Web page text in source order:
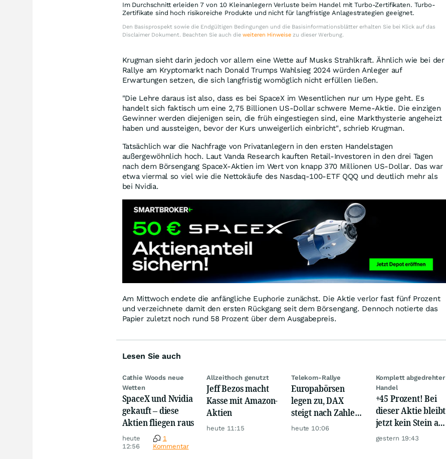
Im Durchschnitt erleiden 7 von 10 Kleinanlegern Verluste beim Handel mit Turbo-Zertifikaten. Turbo-
Zertifikate sind hoch risikoreiche Produkte und nicht für langfristige Anlagestrategien geeignet.
Den Basisprospekt sowie die Endgültigen Bedingungen und die Basisinformationsblätter erhalten Sie bei Klick auf das
Disclaimer Dokument. Beachten Sie auch die weiteren Hinweisezu dieser Werbung.
Krugman sieht darin jedoch vor allem eine Wette auf Musks Strahlkraft. Ähnlich wie bei der
Rallye am Kryptomarkt nach Donald Trumps Wahlsieg 2024 würden Anleger auf
Erwartungen setzen, die sich langfristig womöglich nicht erfüllen ließen.
"Die Lehre daraus ist also, dass es bei SpaceX im Wesentlichen nur um Hype geht. Es
handelt sich faktisch um eine 2,75 Billionen US-Dollar schwere Meme-Aktie. Die einzigen
Gewinner werden diejenigen sein, die früh eingestiegen sind, eine Markthysterie angeheizt
haben und aussteigen, bevor der Kurs unweigerlich einbricht", schrieb Krugman.
Tatsächlich war die Nachfrage von Privatanlegern in den ersten Handelstagen
außergewöhnlich hoch. Laut Vanda Research kauften Retail-Investoren in den drei Tagen
nach dem Börsengang SpaceX-Aktien im Wert von knapp 370 Millionen US-Dollar. Das war
etwa viermal so viel wie die Nettokäufe des Nasdaq-100-ETF QQQ und deutlich mehr als
bei Nvidia.
Am Mittwoch endete die anfängliche Euphorie zunächst. Die Aktie verlor fast fünf Prozent
und verzeichnete damit den ersten Rückgang seit dem Börsengang. Dennoch notierte das
Papier zuletzt noch rund 58 Prozent über dem Ausgabepreis.
Lesen Sie auch
Cathie Woods neue
Wetten
SpaceX und Nvidia
gekauft – diese
Aktien fliegen raus
heute
12:56
1
Kommentar
Allzeithoch genutzt
Jeff Bezos macht
Kasse mit Amazon-
Aktien
heute 11:15
Telekom-Rallye
Europabörsen
legen zu, DAX
steigt nach Zahlen
von Rheinmetall,
heute 10:06
Komplett abgedrehter
Handel
+45 Prozent! Bei
dieser Aktie bleibt
jetzt kein Stein auf
dem anderen!
gestern 19:43